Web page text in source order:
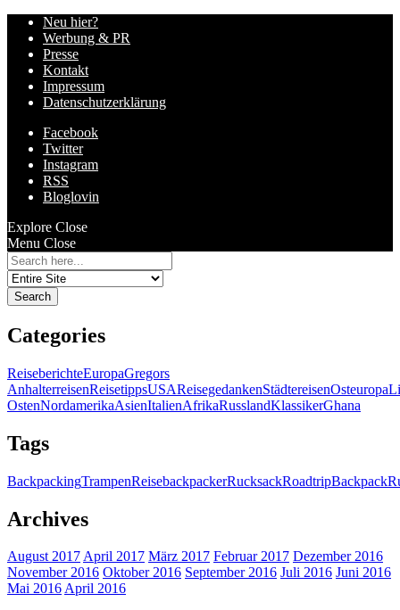
Neu hier?
Werbung & PR
Presse
Kontakt
Impressum
Datenschutzerklärung
Facebook
Twitter
Instagram
RSS
Bloglovin
Explore Close
Menu Close
Search
for:
Categories
ReiseberichteEuropaGregors
AnhalterreisenReisetippsUSAReisegedankenStädtereisenOsteuropa
OstenNordamerikaAsienItalienAfrikaRusslandKlassikerGhana
Tags
BackpackingTrampenReisebackpackerRucksackRoadtripBackpack
Archives
August 2017April 2017 März 2017 Februar 2017 Dezember 2016
November 2016 Oktober 2016 September 2016 Juli 2016 Juni 2016
Mai 2016April 2016